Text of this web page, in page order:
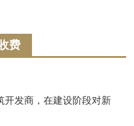
费
开发商，在建设阶段对新